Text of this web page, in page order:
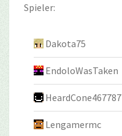
Spieler:
Dakota75
EndoloWasTaken
HeardCone467787
Lengamermc